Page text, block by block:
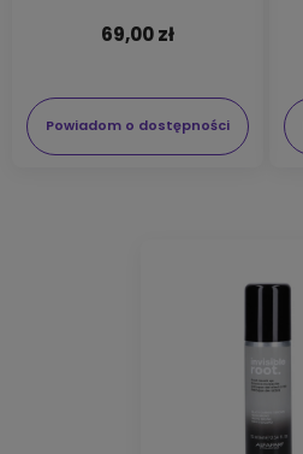
69,00 zł
Powiadom o dostępności